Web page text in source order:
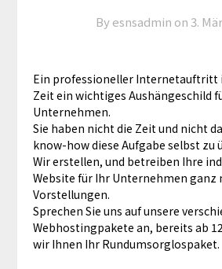
By esnsadmin on3.
Ein professioneller Internetauftritt
Zeit ein wichtiges Aushängeschild
Unternehmen.
Sie haben nicht die Zeit und nicht
know-how diese Aufgabe selbst zu
Wir erstellen, und betreiben Ihre
Website für Ihr Unternehmen ganz
Vorstellungen.
Sprechen Sie uns auf unsere
Webhostingpakete an, bereits ab
wir Ihnen Ihr Rundumsorglospaket.